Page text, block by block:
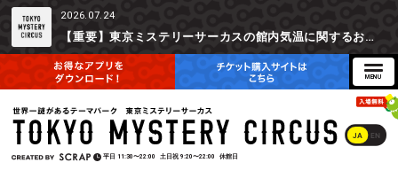
2026.07.24
【重要】東京ミステリーサーカスの館内気温に関するお詫びとご参加辞退時の返金対応について
JA EN
平日 11:30〜22:00 土日祝 9:20〜22:00 休館日